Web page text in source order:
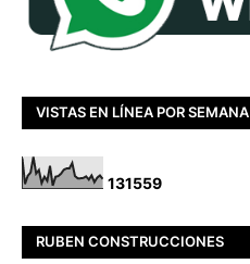
VISTAS EN LÍNEA POR SEMANA
131559
RUBEN CONSTRUCCIONES